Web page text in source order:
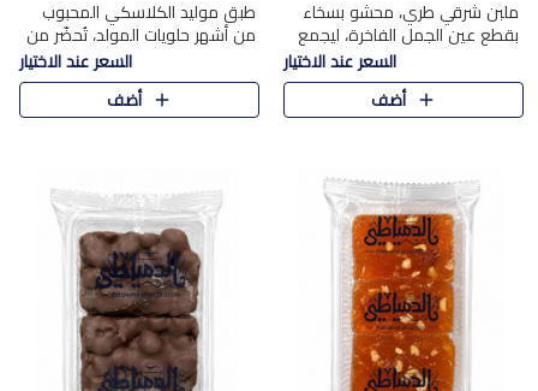
ملبن شرقي طري، محشو بسخاء
بقطع عين الجمل الفاخرة، ليجمع
بين القوام الناعم وقرمشة الجوز
في مذاق شرقي أصيل.
السعر عند الاختيار
أضف
طبق موليد الكلاسكي المحبوب
من أشهر حلويات المولد، تُحضّر من
فول سوداني محمص بعناية
ومغلف بطبقة رقيقة من السكر
المكرمل، لتمنحك قرمشة أصيلة
السعر عند الاختيار
أضف